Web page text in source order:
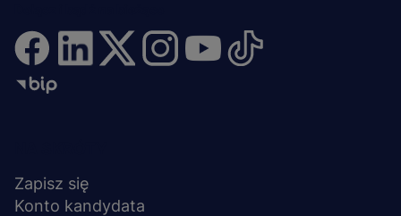
stopka
Zapisz się
Konto kandydata